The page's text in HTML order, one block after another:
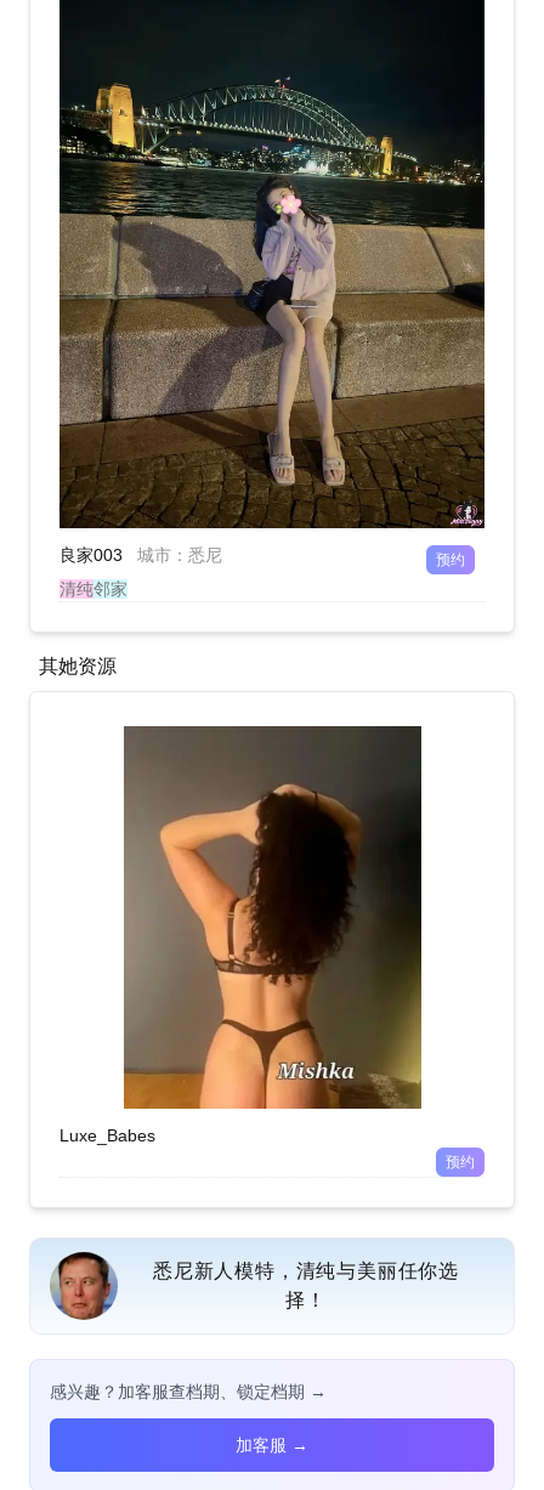
良家003 城市 ： 悉尼 预约
清纯邻家
其她资源
Luxe_Babes
预约
悉尼新人模特，清纯与美丽任你选
择！
感兴趣？加客服查档期、锁定档期 →
加客服 →